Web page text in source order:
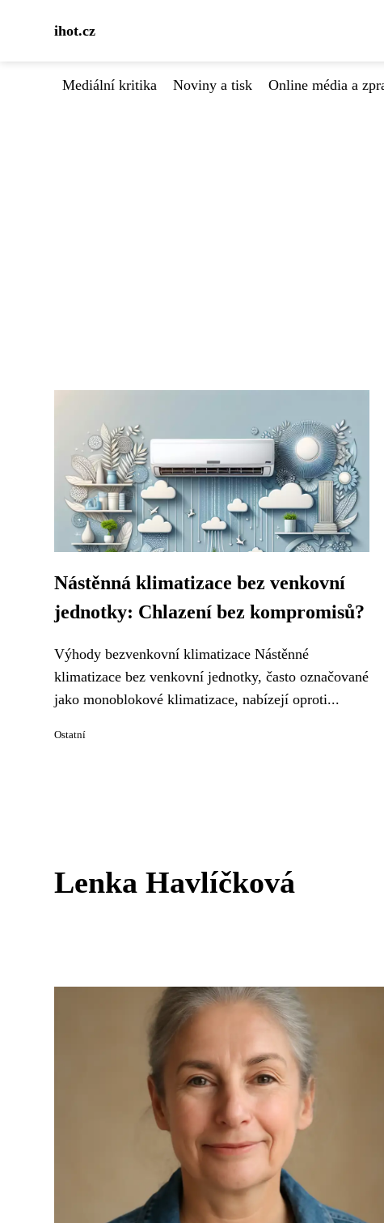
ihot.cz
Mediální kritika Noviny a tisk Online média a
Nástěnná klimatizace bez venkovní
jednotky: Chlazení bez kompromisů?
Výhody bezvenkovní klimatizace Nástěnné
klimatizace bez venkovní jednotky, často označované
jako monoblokové klimatizace, nabízejí oproti...
Ostatní
Lenka Havlíčková